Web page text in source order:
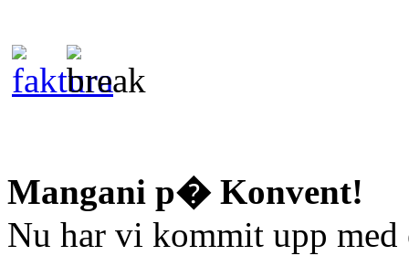
Mangani p� Konvent!
Nu har vi kommit upp